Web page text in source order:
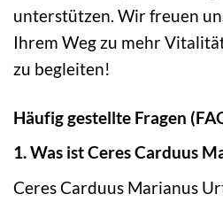
unterstützen. Wir freuen
Ihrem Weg zu mehr
zu begleiten!
Häufig gestellte Fragen
1. Was ist Ceres Carduus
Ceres Carduus Marianus